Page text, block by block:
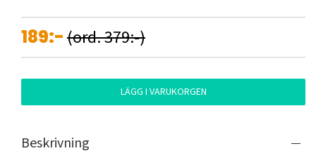
189:-(ord. 379:-)
LÄGG I VARUKORGEN
Beskrivning